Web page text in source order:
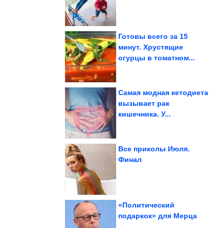
Готовы всего за 15
минут. Хрустящие
огурцы в томатном...
Самая модная кетодиета
вызывает рак
кишечника. У...
Все приколы Июля.
Финал
«Политический
подаркок» для Мерца